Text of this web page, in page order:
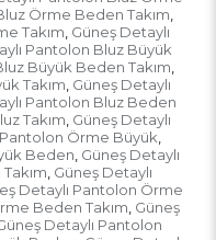
Örme Beden Takım
Takım Güneş Detaylı
Pantolon Bluz Büyük
Büyük Beden Takım
Takım Güneş Detaylı
Pantolon Bluz Beden
Takım Güneş Detaylı
Örme Büyük
Beden Güneş Detaylı
Güneş Detaylı
Detaylı Pantolon Örme
Beden Takım Güneş
Detaylı Pantolon